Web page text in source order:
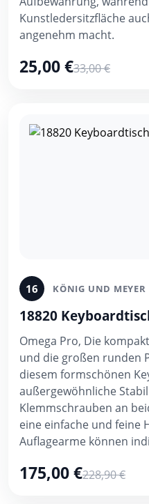
Kunstledersitzfläche
angenehm macht.
25,00 €33,00 €
16 KÖNIG UND MEYER
18820
Omega Pro, Die
und die großen runden
diesem formschönen
außergewöhnliche
Klemmschrauben an
eine einfache und feine
Auflagearme können
175,00 €228,90 €